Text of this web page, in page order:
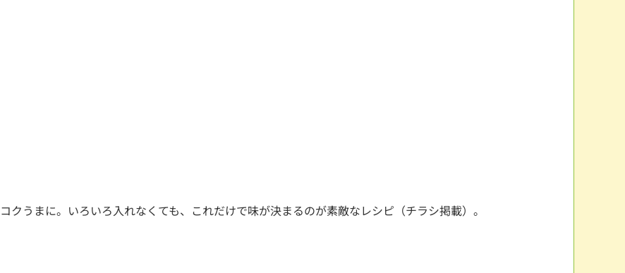
クうまに。いろいろ入れなくても、これだけで味が決まるのが素敵なレシピ（チラシ掲載）。